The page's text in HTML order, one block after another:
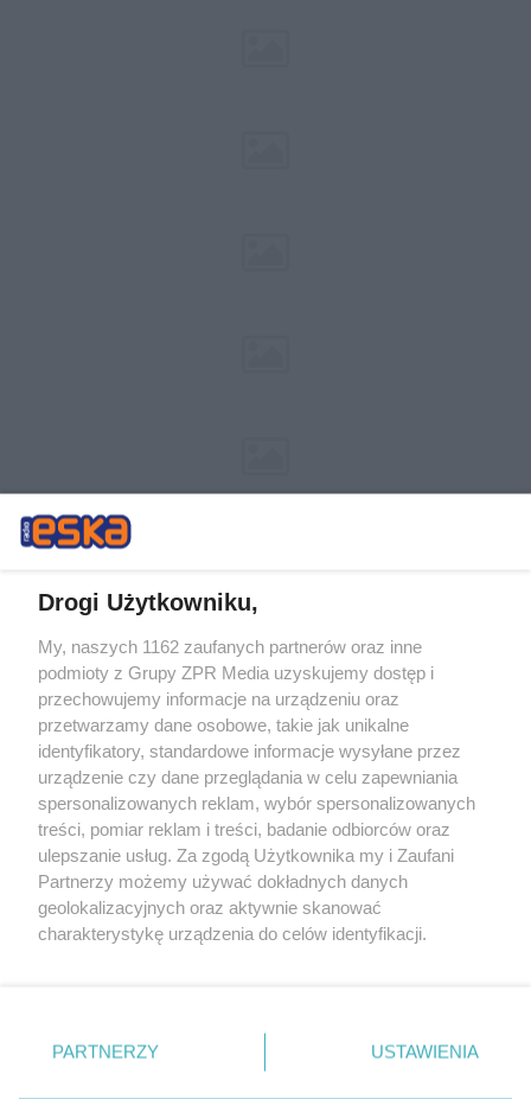
Żaden utwór zamieszczony w serwisie nie może być powielany i
rozpowszechniany lub dalej rozpowszechniany w jakikolwiek sposób (w
tym także elektroniczny lub mechaniczny) na jakimkolwiek polu
eksploatacji w jakiejkolwiek formie, włącznie z umieszczaniem w
Internecie bez pisemnej zgody właściciela praw. Jakiekolwiek użycie lub
wykorzystanie utworów w całości lub w części z naruszeniem prawa,
tzn. bez właściwej zgody, jest zabronione pod groźbą kary i może być
ścigane prawnie.
Drogi Użytkowniku,
My, naszych 1162 zaufanych partnerów oraz inne
podmioty z Grupy ZPR Media uzyskujemy dostęp i
przechowujemy informacje na urządzeniu oraz
przetwarzamy dane osobowe, takie jak unikalne
identyfikatory, standardowe informacje wysyłane przez
urządzenie czy dane przeglądania w celu zapewniania
spersonalizowanych reklam, wybór spersonalizowanych
treści, pomiar reklam i treści, badanie odbiorców oraz
ulepszanie usług. Za zgodą Użytkownika my i Zaufani
Partnerzy możemy używać dokładnych danych
geolokalizacyjnych oraz aktywnie skanować
charakterystykę urządzenia do celów identyfikacji.
zmienić/wycofać klikając przycisk ustawień prywatności
znajdujący się w lewym dolnym rogu strony
rodzaje przetwarzania danych nie wymagają zgody
PARTNERZY USTAWIENIA